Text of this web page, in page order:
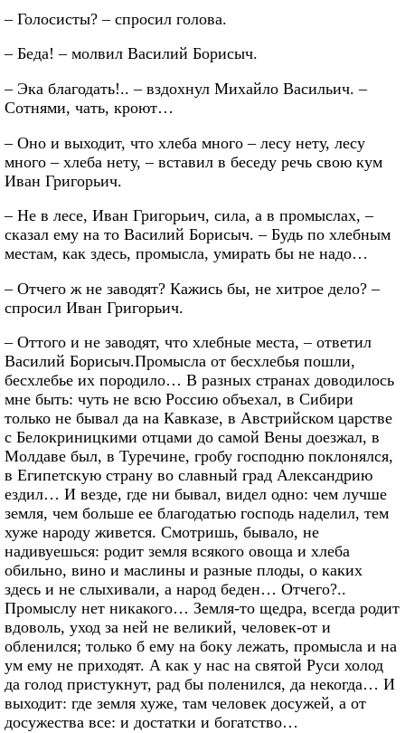
– Голосисты? – спросил голова.
– Беда! – молвил Василий Борисыч.
– Эка благодать!.. – вздохнул Михайло Васильич. –
Сотнями, чать, кроют…
– Оно и выходит, что хлеба много – лесу нету, лесу
много – хлеба нету, – вставил в беседу речь свою кум
Иван Григорьич.
– Не в лесе, Иван Григорьич, сила, а в промыслах, –
сказал ему на то Василий Борисыч. – Будь по хлебным
местам, как здесь, промысла, умирать бы не надо…
– Отчего ж не заводят? Кажись бы, не хитрое дело? –
спросил Иван Григорьич.
– Оттого и не заводят, что хлебные места, – ответил
Василий Борисыч.Промысла от бесхлебья пошли,
бесхлебье их породило… В разных странах доводилось
мне быть: чуть не всю Россию объехал, в Сибири
только не бывал да на Кавказе, в Австрийском царстве
с Белокриницкими отцами до самой Вены доезжал, в
Молдаве был, в Туречине, гробу господню поклонялся,
в Египетскую страну во славный град Александрию
ездил… И везде, где ни бывал, видел одно: чем лучше
земля, чем больше ее благодатью господь наделил, тем
хуже народу живется. Смотришь, бывало, не
надивуешься: родит земля всякого овоща и хлеба
обильно, вино и маслины и разные плоды, о каких
здесь и не слыхивали, а народ беден… Отчего?..
Промыслу нет никакого… Земля-то щедра, всегда родит
вдоволь, уход за ней не великий, человек-от и
обленился; только б ему на боку лежать, промысла и на
ум ему не приходят. А как у нас на святой Руси холод
да голод пристукнут, рад бы поленился, да некогда… И
выходит: где земля хуже, там человек досужей, а от
досужества все: и достатки и богатство…